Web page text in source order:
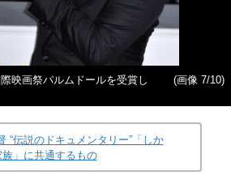
映画祭パルムドールを受賞し
(画像 7/10)
“伝説のドキュメンタリー”「しか
」に共通するもの